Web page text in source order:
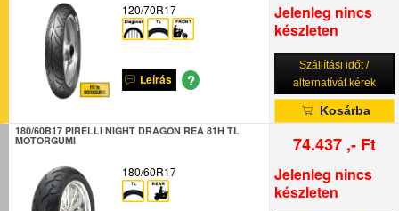
120/70R17
Leírás ?
Jelenleg nincs
készleten
Szállítási időt /
alternatívát kérek
Kosárba
180/60B17 PIRELLI NIGHT DRAGON REA 81H TL
MOTORGUMI
180/60R17
74.437 ,- Ft
Jelenleg nincs
készleten